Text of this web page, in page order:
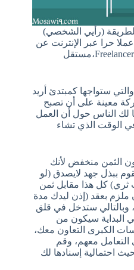
(رأيي الشخصي)
حرا عبر الإنترنت عن
طريق مواقع مشهورة ك( Freelancer،Upwork،مستقل
ستواجها كمبتدئ أريد
معينة على أن تصبح
لك الناس حول أن العمل
الوقت الذي تشاء
الثمن منخفض لأنك
ببذل جهد لايصدق (لو
كل هذا مقابل ثمن
ملزم بعقد (إذن ليدك مدة
وبالتالي ستدخل في قلق
البداية سيكون من
الكبرى التعاون معك،
التعامل معهم، وقم
احتمالية إسنادها لك